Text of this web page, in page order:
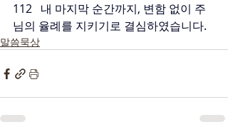
112   내 마지막 순간까지, 변함 없이 주
님의 율례를 지키기로 결심하였습니다.
말씀묵상